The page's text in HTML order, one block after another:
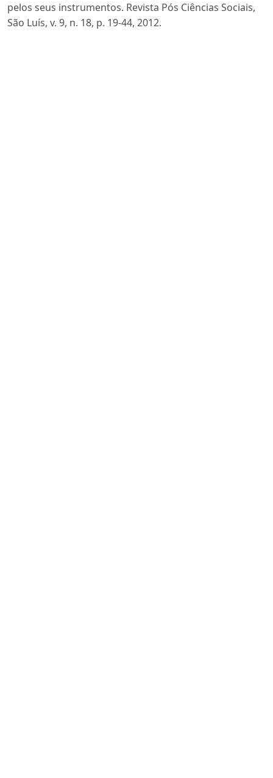
pelos seus instrumentos. Revista Pós Ciências Sociais,
São Luís, v. 9, n. 18, p. 19-44, 2012.